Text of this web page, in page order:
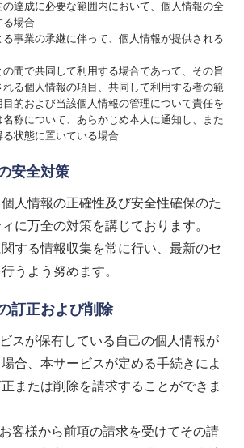
達成に必要な範囲内において、個人情報の全
る場合
事業の承継に伴って、個人情報が提供される
間で共同して利用する場合であって、その旨
る個人情報の項目、共同して利用する者の範
目的および当該個人情報の管理について責任を
称について、あらかじめ本人に通知し、また
状態に置いている場合
安全対策
人情報の正確性及び安全性確保のた
に万全の対策を講じております。
する情報収集を常に行い、最新のセ
うよう努めます。
訂正および削除
スが保有している自己の個人情報が
合、本サービスが定める手続きによ
または削除を請求することができま
客様から前項の請求を受けてその請